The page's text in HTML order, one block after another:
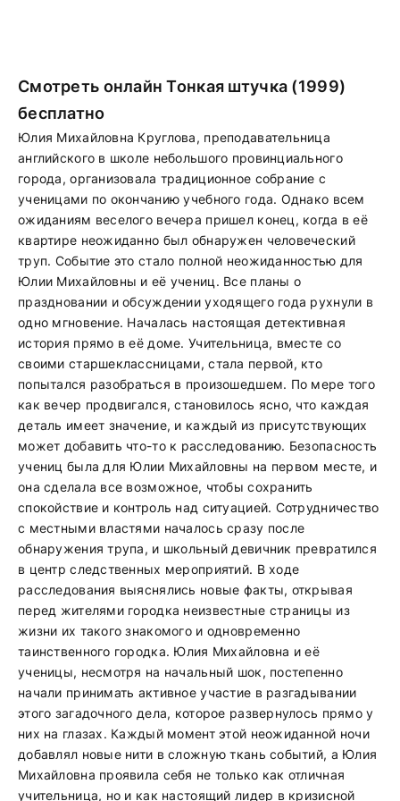
Смотреть онлайн Тонкая штучка (1999)
бесплатно
Юлия Михайловна Круглова, преподавательница
английского в школе небольшого провинциального
города, организовала традиционное собрание с
ученицами по окончанию учебного года. Однако всем
ожиданиям веселого вечера пришел конец, когда в её
квартире неожиданно был обнаружен человеческий
труп. Событие это стало полной неожиданностью для
Юлии Михайловны и её учениц. Все планы о
праздновании и обсуждении уходящего года рухнули в
одно мгновение. Началась настоящая детективная
история прямо в её доме. Учительница, вместе со
своими старшеклассницами, стала первой, кто
попытался разобраться в произошедшем. По мере того
как вечер продвигался, становилось ясно, что каждая
деталь имеет значение, и каждый из присутствующих
может добавить что-то к расследованию. Безопасность
учениц была для Юлии Михайловны на первом месте, и
она сделала все возможное, чтобы сохранить
спокойствие и контроль над ситуацией. Сотрудничество
с местными властями началось сразу после
обнаружения трупа, и школьный девичник превратился
в центр следственных мероприятий. В ходе
расследования выяснялись новые факты, открывая
перед жителями городка неизвестные страницы из
жизни их такого знакомого и одновременно
таинственного городка. Юлия Михайловна и её
ученицы, несмотря на начальный шок, постепенно
начали принимать активное участие в разгадывании
этого загадочного дела, которое развернулось прямо у
них на глазах. Каждый момент этой неожиданной ночи
добавлял новые нити в сложную ткань событий, а Юлия
Михайловна проявила себя не только как отличная
учительница, но и как настоящий лидер в кризисной